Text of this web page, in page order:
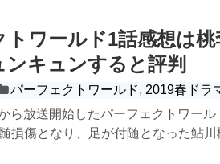
トワールド1話感想は
ンキュンすると評判
パーフェクトワールド, 2019春ドラ
ら放送開始したパーフェクトワー
損傷となり、足が付随となった鮎川